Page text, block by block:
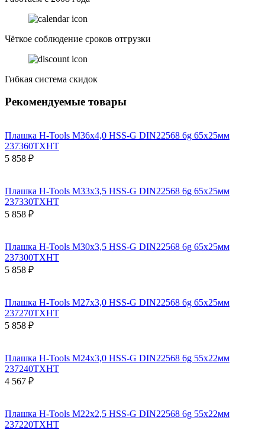
Чёткое соблюдение сроков отгрузки
Гибкая система скидок
Рекомендуемые товары
Плашка H-Tools М36х4,0 HSS-G DIN22568 6g 65х25мм
237360TXHT
5 858 ₽
Плашка H-Tools М33х3,5 HSS-G DIN22568 6g 65х25мм
237330TXHT
5 858 ₽
Плашка H-Tools М30х3,5 HSS-G DIN22568 6g 65х25мм
237300TXHT
5 858 ₽
Плашка H-Tools М27х3,0 HSS-G DIN22568 6g 65х25мм
237270TXHT
5 858 ₽
Плашка H-Tools М24х3,0 HSS-G DIN22568 6g 55х22мм
237240TXHT
4 567 ₽
Плашка H-Tools М22х2,5 HSS-G DIN22568 6g 55х22мм
237220TXHT